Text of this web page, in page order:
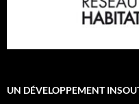
UN DÉVELOPPEMENT